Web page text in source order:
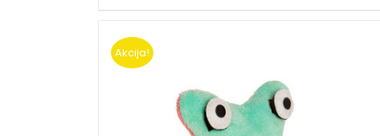
Akcija!